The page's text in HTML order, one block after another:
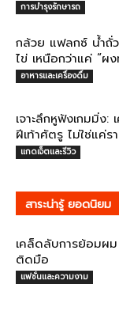
การบำรุงรักษารถ
กล้วย แฟลกซ์ น้ำถั่ว
ไข่ เหนือกว่าแค่ “ผ
อาหารและเครื่องดื่ม
เจาะลึกหูฟังเกมมิ่ง
ฝีเท้าศัตรู ไม่ใช่แค่ร
แกดเจ็ตและรีวิว
สาระน่ารู้ ยอดนิยม
เคล็ดลับการย้อมผ
ติดมือ
แฟชั่นและความงาม